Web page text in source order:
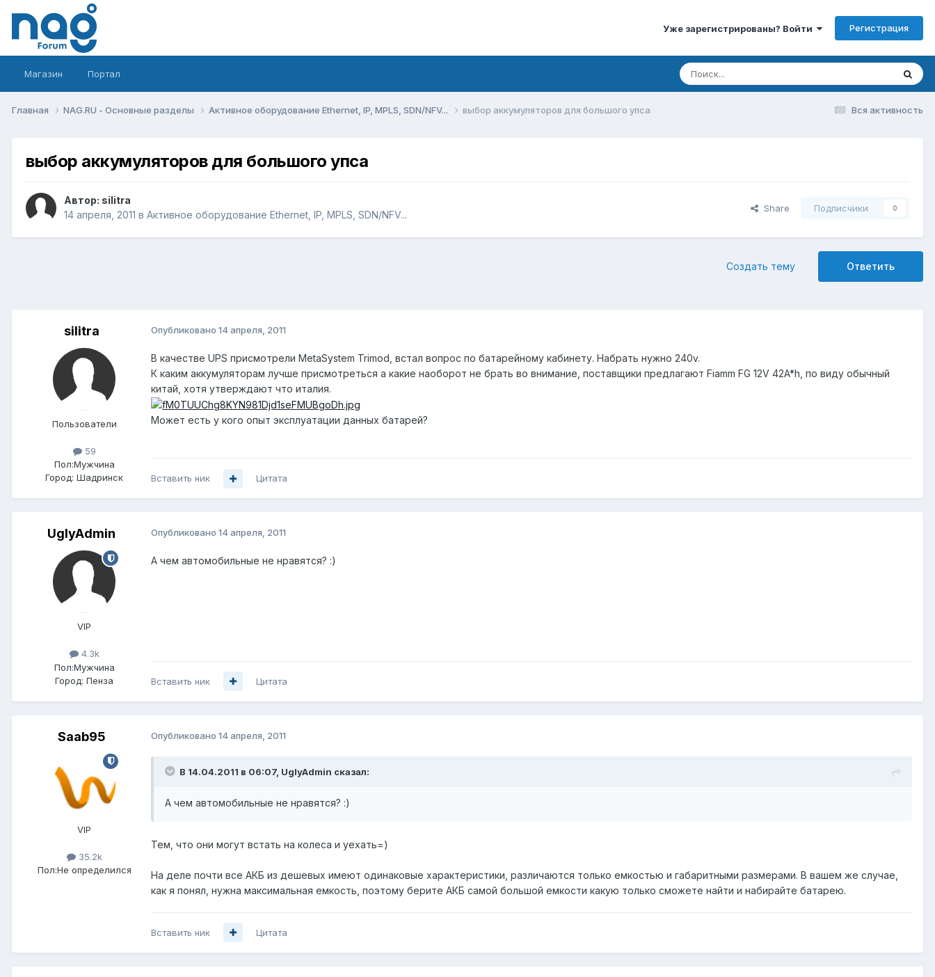
Уже зарегистрированы? Войти Регистрация
Магазин Портал
Вся активность
Главная NAG.RU - Основные разделы Активное оборудование Ethernet, IP, MPLS, SDN/NFV... выбор аккумуляторов для большого упса
выбор аккумуляторов для большого упса
Автор: silitra
14 апреля, 2011 в Активное оборудование Ethernet, IP, MPLS, SDN/NFV...
Share Подписчики 0
Ответить
Создать тему
silitra
Пользователи
59
Пол:Мужчина
Город: Шадринск
Опубликовано 14 апреля, 2011
В качестве UPS присмотрели MetaSystem Trimod, встал вопрос по батарейному кабинету. Набрать нужно 240v.
К каким аккумуляторам лучше присмотреться а какие наоборот не брать во внимание, поставщики предлагают Fiamm FG 12V 42A*h, по виду обычный
китай, хотя утверждают что италия.
Может есть у кого опыт эксплуатации данных батарей?
Вставить ник Цитата
UglyAdmin
VIP
4.3k
Пол:Мужчина
Город: Пенза
Опубликовано 14 апреля, 2011
А чем автомобильные не нравятся? :)
Вставить ник Цитата
Saab95
VIP
35.2k
Пол:Не определился
Опубликовано 14 апреля, 2011
В 14.04.2011 в 06:07, UglyAdmin сказал:
А чем автомобильные не нравятся? :)
Тем, что они могут встать на колеса и уехать=)
На деле почти все АКБ из дешевых имеют одинаковые характеристики, различаются только емкостью и габаритными размерами. В вашем же случае,
как я понял, нужна максимальная емкость, поэтому берите АКБ самой большой емкости какую только сможете найти и набирайте батарею.
Вставить ник Цитата